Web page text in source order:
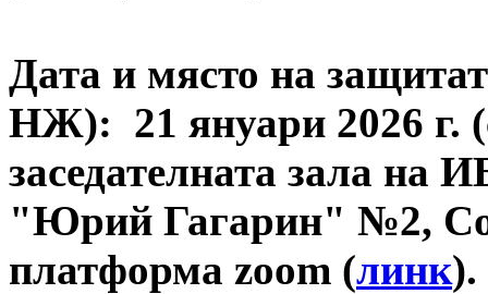
Дата и място на
НЖ): 21 януари 2026 г.
заседателната зала
"Юрий Гагарин" №2,
платформа zoom (линк).